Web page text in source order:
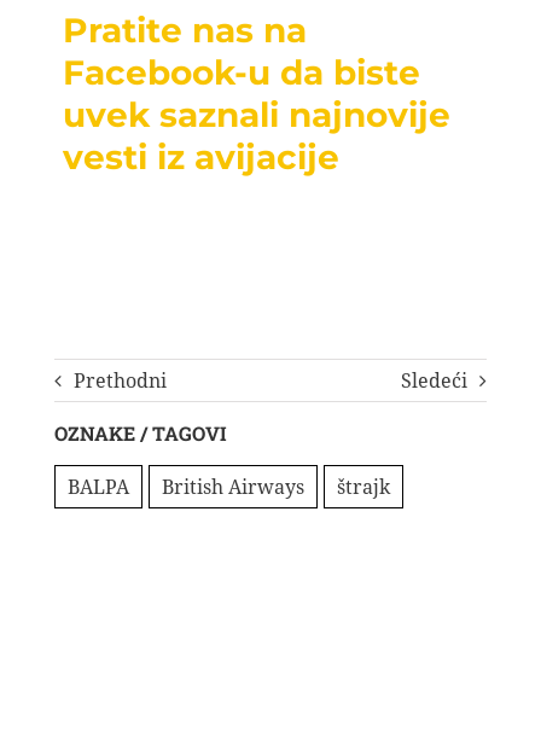
Pratite nas na
Facebook-u da biste
uvek saznali najnovije
vesti iz avijacije
Prethodni Sledeći
OZNAKE / TAGOVI
BALPA British Airways štrajk